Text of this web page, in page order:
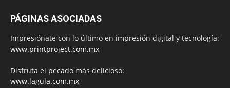
PÁGINAS ASOCIADAS
Impresiónate con lo último en impresión digital y tecnología:
www.printproject.com.mx
Disfruta el pecado más delicioso:
www.lagula.com.mx